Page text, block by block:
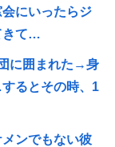
にいったらジ
きて…
に囲まれた→身
るとその時、1
ンでもない彼